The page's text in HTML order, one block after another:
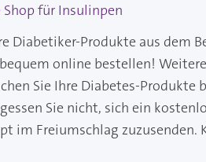
Shop für Insulinpen
Diabetiker-Produkte aus dem
online bestellen!
Sie Ihre Diabetes-Produkte
Sie nicht, sich ein
im Freiumschlag